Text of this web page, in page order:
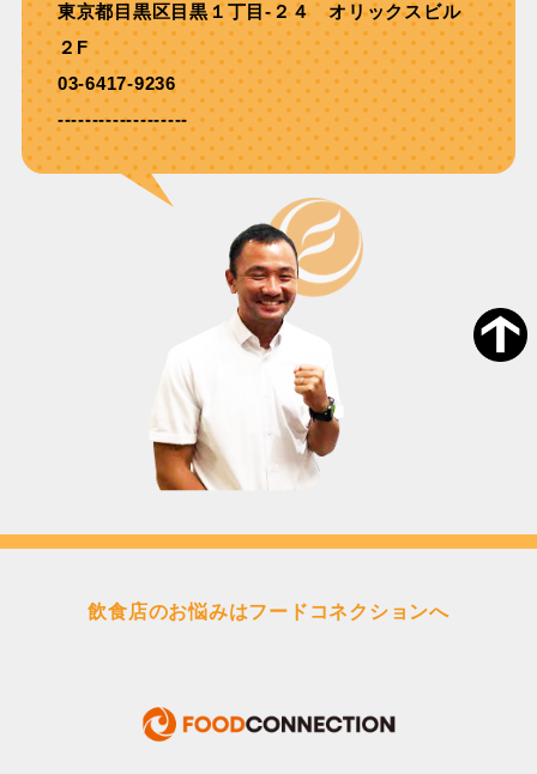
東京都目黒区目黒１丁目-２４ オリックスビル
２F
03-6417-9236
-------------------
飲食店のお悩みはフードコネクションへ